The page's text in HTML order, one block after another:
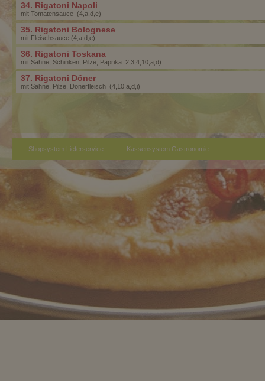
34. Rigatoni Napoli
mit Tomatensauce (4,a,d,e)
35. Rigatoni Bolognese
mit Fleischsauce (4,a,d,e)
36. Rigatoni Toskana
mit Sahne, Schinken, Pilze, Paprika 2,3,4,10,a,d)
37. Rigatoni Döner
mit Sahne, Pilze, Dönerfleisch (4,10,a,d,i)
Shopsystem Lieferservice Kassensystem Gastronomie